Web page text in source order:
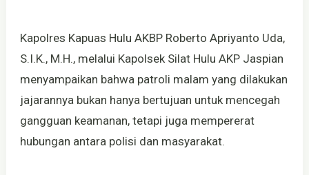
Kapolres Kapuas Hulu AKBP Roberto Apriyanto Uda,
S.I.K., M.H., melalui Kapolsek Silat Hulu AKP Jaspian
menyampaikan bahwa patroli malam yang dilakukan
jajarannya bukan hanya bertujuan untuk mencegah
gangguan keamanan, tetapi juga mempererat
hubungan antara polisi dan masyarakat.